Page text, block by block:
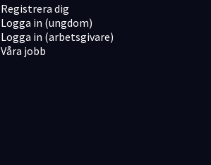
Registrera dig
Logga in (ungdom)
Logga in (arbetsgivare)
Våra jobb